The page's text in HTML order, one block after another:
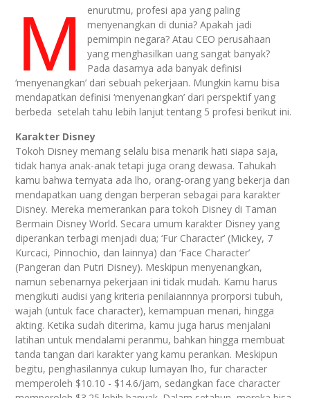
M
enurutmu, profesi apa yang paling
menyenangkan di dunia? Apakah jadi
pemimpin negara? Atau CEO perusahaan
yang menghasilkan uang sangat banyak?
Pada dasarnya ada banyak definisi
‘menyenangkan’ dari sebuah pekerjaan. Mungkin kamu bisa
mendapatkan definisi ‘menyenangkan’ dari perspektif yang
berbeda setelah tahu lebih lanjut tentang 5 profesi berikut ini.
Karakter Disney
Tokoh Disney memang selalu bisa menarik hati siapa saja,
tidak hanya anak-anak tetapi juga orang dewasa. Tahukah
kamu bahwa ternyata ada lho, orang-orang yang bekerja dan
mendapatkan uang dengan berperan sebagai para karakter
Disney. Mereka memerankan para tokoh Disney di Taman
Bermain Disney World. Secara umum karakter Disney yang
diperankan terbagi menjadi dua; ‘Fur Character’ (Mickey, 7
Kurcaci, Pinnochio, dan lainnya) dan ‘Face Character’
(Pangeran dan Putri Disney). Meskipun menyenangkan,
namun sebenarnya pekerjaan ini tidak mudah. Kamu harus
mengikuti audisi yang kriteria penilaiannnya prorporsi tubuh,
wajah (untuk face character), kemampuan menari, hingga
akting. Ketika sudah diterima, kamu juga harus menjalani
latihan untuk mendalami peranmu, bahkan hingga membuat
tanda tangan dari karakter yang kamu perankan. Meskipun
begitu, penghasilannya cukup lumayan lho, fur character
memperoleh $10.10 - $14.6/jam, sedangkan face character